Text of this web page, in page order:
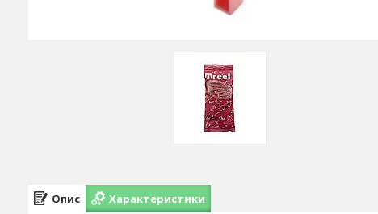
Опис Характеристики